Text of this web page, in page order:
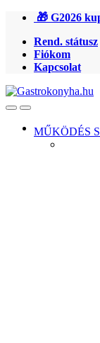
Ugrás
navigációhoz
Ugrás
tartalomra
🎁 G2026
Rend. státusz
Fiókom
Kapcsolat
OpenClose
MŰKÖDÉS